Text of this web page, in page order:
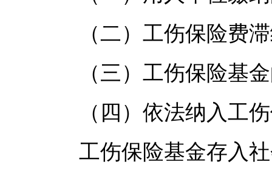
（二）工伤保险费滞
（三）工伤保险基金
（四）依法纳入工伤
工伤保险基金存入社